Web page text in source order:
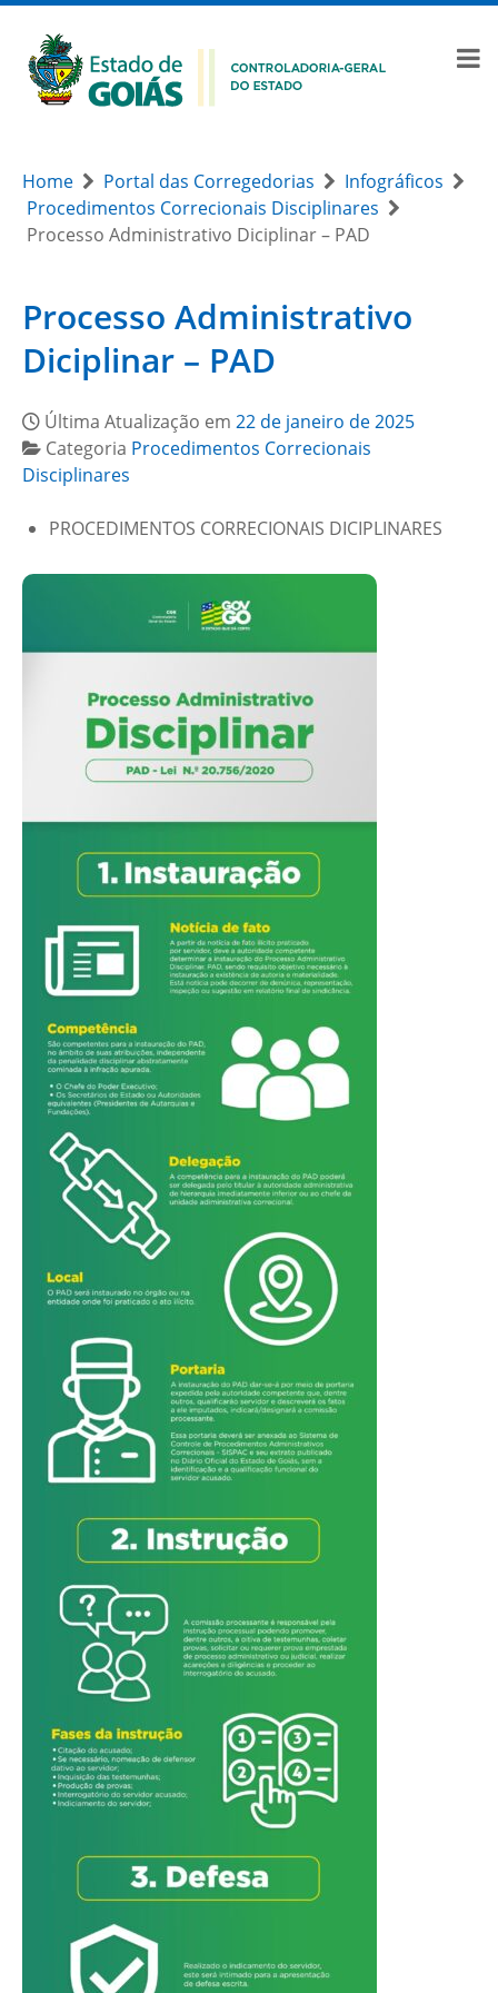
Home Portal das Corregedorias
Infográficos
Procedimentos Correcionais Disciplinares
Processo Administrativo Diciplinar – PAD
Processo Administrativo
Diciplinar – PAD
Última Atualização em 22 de janeiro de 2025
Categoria Procedimentos Correcionais
Disciplinares
PROCEDIMENTOS CORRECIONAIS DICIPLINARES